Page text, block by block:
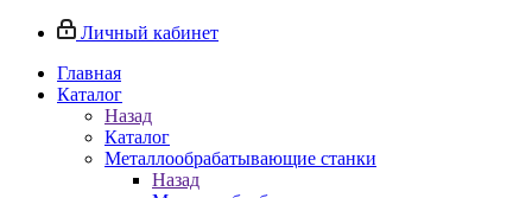
Личный кабинет
Главная
Каталог
Назад
Каталог
Металлообрабатывающие станки
Назад